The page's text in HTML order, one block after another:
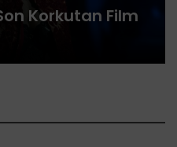
Korkutan Film